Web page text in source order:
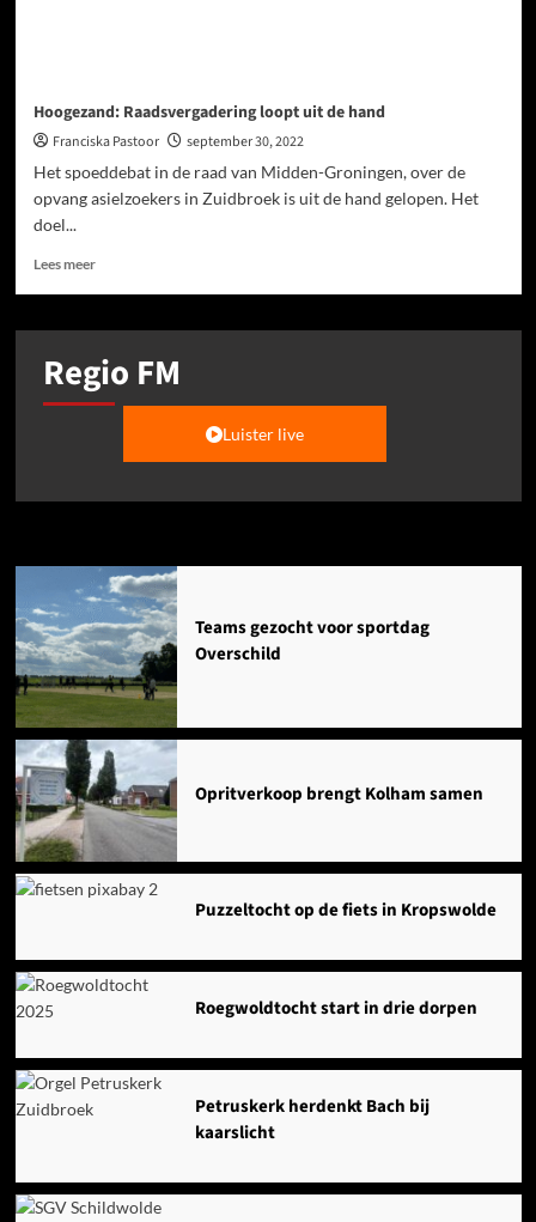
Hoogezand: Raadsvergadering loopt uit de hand
Franciska Pastoor
september 30, 2022
Het spoeddebat in de raad van Midden-Groningen, over de
opvang asielzoekers in Zuidbroek is uit de hand gelopen. Het
doel...
Lees meer
Regio FM
Luister live
Agenda
Teams gezocht voor sportdag
Overschild
Opritverkoop brengt Kolham samen
Puzzeltocht op de fiets in Kropswolde
Roegwoldtocht start in drie dorpen
Petruskerk herdenkt Bach bij
kaarslicht